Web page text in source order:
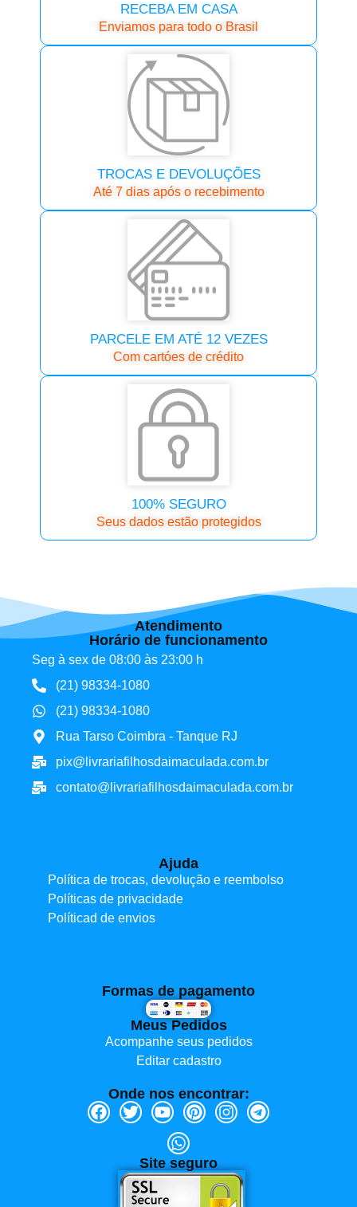
RECEBA EM CASA
Enviamos para todo o Brasil
TROCAS E DEVOLUÇÕES
Até 7 dias após o recebimento
PARCELE EM ATÉ 12 VEZES
Com cartóes de crédito
100% SEGURO
Seus dados estão protegidos
Atendimento
Horário de funcionamento
Seg à sex de 08:00 às 23:00 h
(21) 98334-1080
(21) 98334-1080
Rua Tarso Coimbra - Tanque RJ
pix@livrariafilhosdaimaculada.com.br
contato@livrariafilhosdaimaculada.com.br
Ajuda
Política de trocas, devolução e reembolso
Políticas de privacidade
Políticad de envios
Formas de pagamento
Meus Pedidos
Acompanhe seus pedidos
Editar cadastro
Onde nos encontrar:
Site seguro